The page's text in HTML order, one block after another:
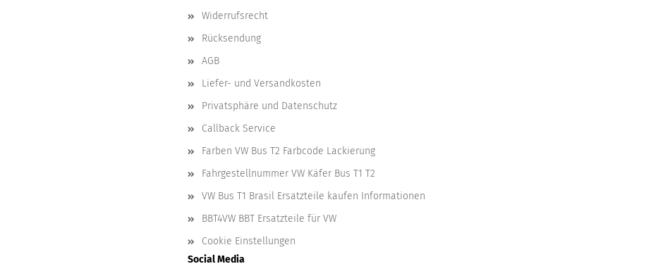
Widerrufsrecht
Rücksendung
AGB
Liefer- und Versandkosten
Privatsphäre und Datenschutz
Callback Service
Farben VW Bus T2 Farbcode Lackierung
Fahrgestellnummer VW Käfer Bus T1 T2
VW Bus T1 Brasil Ersatzteile kaufen Informationen
BBT4VW BBT Ersatzteile für VW
Cookie Einstellungen
Social Media